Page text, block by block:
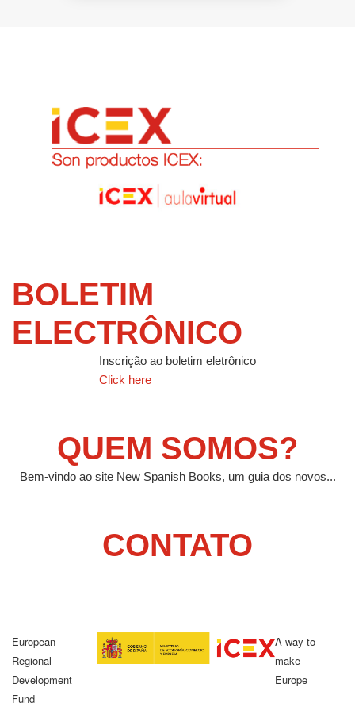
BOLETIM
ELECTRÔNICO
Inscrição ao boletim eletrônico
Click here
QUEM SOMOS?
Bem-vindo ao site New Spanish Books, um guia dos novos...
CONTATO
European
Regional
Development
Fund
A way to
make
Europe